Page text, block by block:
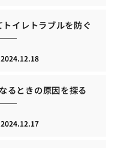
イレトラブルを防ぐ
2024.12.18
るときの原因を探る
2024.12.17